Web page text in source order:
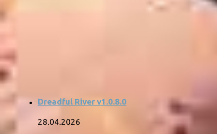
Dreadful River v1.0.8.0
28.04.2026